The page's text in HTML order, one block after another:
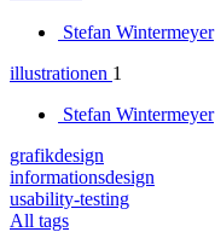
Stefan Wintermeyer
illustrationen 1
Stefan Wintermeyer
grafikdesign
informationsdesign
usability-testing
All tags